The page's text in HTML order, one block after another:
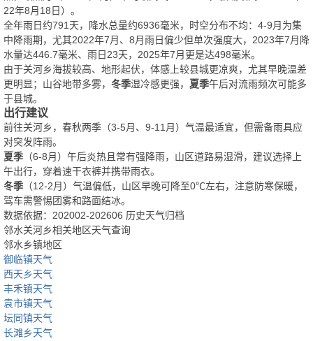
22年8月18日）。
全年雨日约791天，降水总量约6936毫米，时空分布不均：4-9月为集
中降雨期，尤其2022年7月、8月雨日偏少但单次强度大，2023年7月降
水量达446.7毫米、雨日23天，2025年7月更是达498毫米。
由于关河乡海拔较高、地形起伏，体感上较县城更凉爽，尤其早晚温差
更明显；山谷地带多雾， 冬季湿冷感更强， 夏季午后对流雨频次可能多
于县城。
出行建议
前往关河乡，春秋两季（3-5月、9-11月）气温最适宜，但需备雨具应
对突发阵雨。
夏季 （6-8月）午后炎热且常有强降雨，山区道路易湿滑，建议选择上
午出行，穿着速干衣裤并携带雨衣。
冬季 （12-2月）气温偏低，山区早晚可降至0℃左右，注意防寒保暖，
驾车需警惕团雾和路面结冰。
数据依据：202002-202606 历史天气归档
邻水关河乡相关地区天气查询
邻水乡镇地区
御临镇天气
西天乡天气
丰禾镇天气
袁市镇天气
坛同镇天气
长滩乡天气